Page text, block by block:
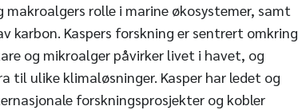
makroalgers rolle i marine økosystemer, samt
karbon. Kaspers forskning er sentrert omkring
og mikroalger påvirker livet i havet, og
til ulike klimaløsninger. Kasper har ledet og
forskningsprosjekter og kobler